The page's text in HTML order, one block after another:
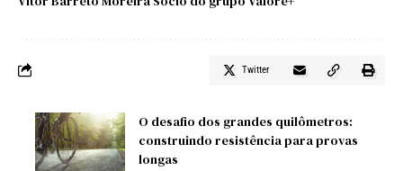
Twitter
O desafio dos grandes quilômetros:
construindo resistência para provas
longas